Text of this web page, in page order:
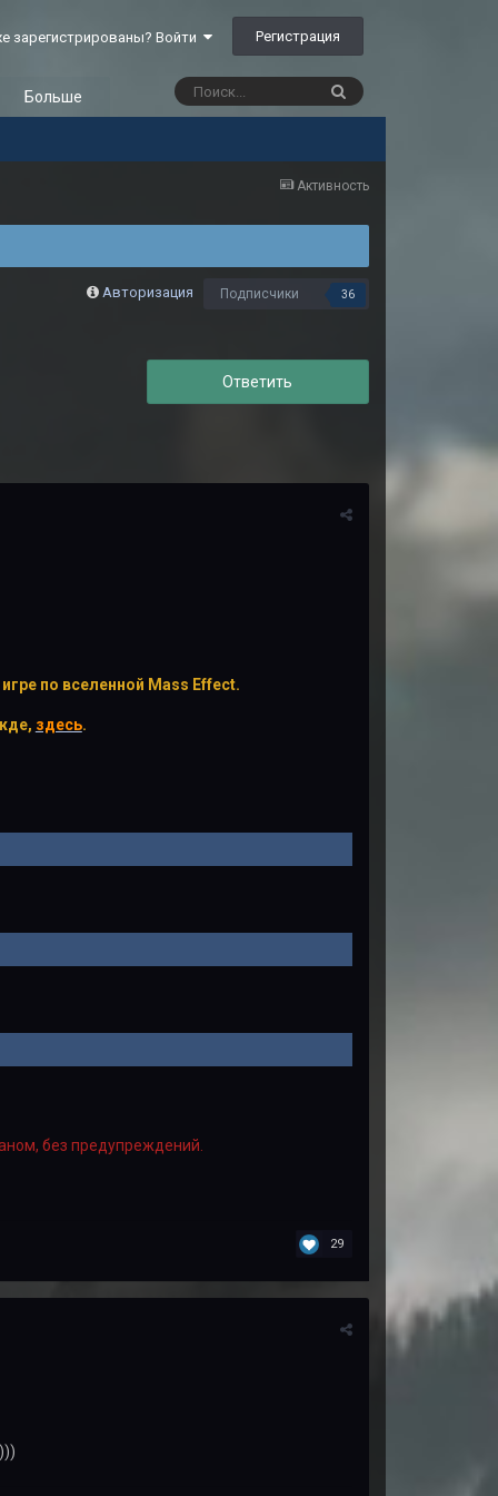
зарегистрированы? Войти Регистрация
Больше
Активность
Авторизация Подписчики 36
Ответить
по вселенной Mass Effect.
здесь.
без предупреждений.
29